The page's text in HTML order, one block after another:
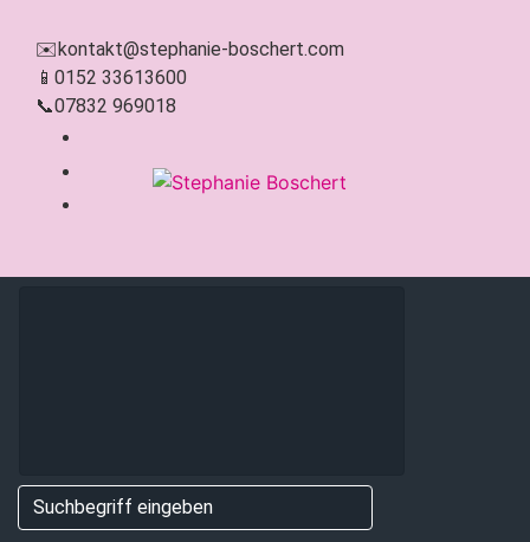
✉️kontakt@stephanie-boschert.com
📱 0152 33613600
📞07832 969018